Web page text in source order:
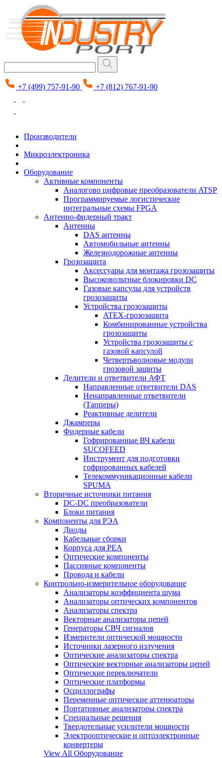
+7 (499) 757-91-90 +7 (812) 767-91-90
Производители
Микроэлектроника
Оборудование
Активные компоненты
Аналогово цифровые преобразователи ATSP
Программируемые логистические
интегральные схемы FPGA
Антенно-фидерный тракт
Антенны
DAS антенны
Автомобильные антенны
Железнодорожные антенны
Грозозащита
Аксессуары для монтажа грозозащиты
Высоковольтные блокировки DC
Газовые капсулы для устройств
грозозащиты
Устройства грозозащиты
ATEX-грозозащита
Комбинированные устройства
грозозащиты
Устройства грозозащиты с
газовой капсулой
Четвертьволновые модули
грозовой защиты
Делители и ответвители АФТ
Направленные ответвители DAS
Ненаправленные ответвители
(Тапперы)
Реактивные делители
Джамперы
Фидерные кабели
Гофрированные ВЧ кабели
SUCOFEED
Инструмент для подготовки
гофрированных кабелей
Телекоммуникационные кабели
SPUMA
Вторичные источники питания
DC-DC преобразователи
Блоки питания
Компоненты для РЭА
Диоды
Кабельные сборки
Корпуса для РЕА
Оптические компоненты
Пассивные компоненты
Провода и кабели
Контрольно-измерительное оборудование
Анализаторы коэффициента шума
Анализаторы оптических компонентов
Анализаторы спектра
Векторные анализаторы цепей
Генераторы СВЧ сигналов
Измерители оптической мощности
Источники лазерного излучения
Оптические анализаторы спектра
Оптические векторные анализаторы цепей
Оптические переключатели
Оптические платформы
Осциллографы
Переменные оптические аттенюаторы
Портативные анализаторы спектра
Специальные решения
Твердотельные усилители мощности
Электрооптические и оптоэлектронные
конвертеры
View All Оборудование